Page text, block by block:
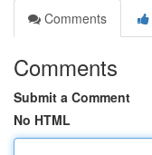
Comments
Comments
Submit a Comment
No HTML